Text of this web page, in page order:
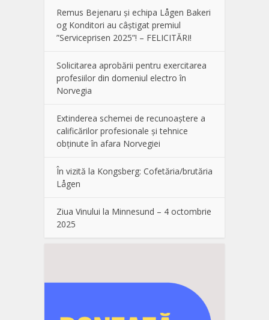
Remus Bejenaru și echipa Lågen Bakeri
og Konditori au câștigat premiul
”Serviceprisen 2025”! – FELICITĂRI!
Solicitarea aprobării pentru exercitarea
profesiilor din domeniul electro în
Norvegia
Extinderea schemei de recunoaștere a
calificărilor profesionale și tehnice
obținute în afara Norvegiei
În vizită la Kongsberg: Cofetăria/brutăria
Lågen
Ziua Vinului la Minnesund – 4 octombrie
2025